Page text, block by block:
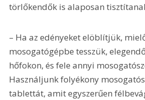
törlőkendők is alaposan
– Ha az edényeket elöblítjük,
mosogatógépbe tesszük,
hőfokon, és fele annyi
Használjunk folyékony
tablettát, amit egyszerűen